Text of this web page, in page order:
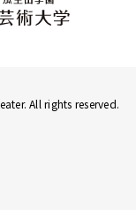
All rights reserved.